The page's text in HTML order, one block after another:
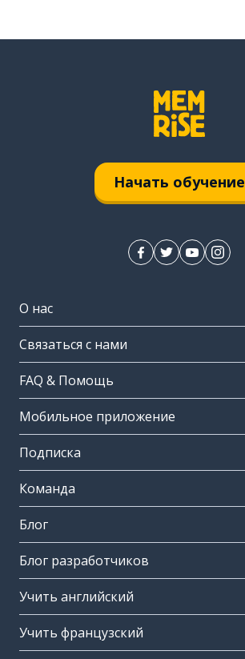
Начать обучение
О нас
Связаться с нами
FAQ & Помощь
Мобильное приложение
Подписка
Команда
Блог
Блог разработчиков
Учить английский
Учить французский